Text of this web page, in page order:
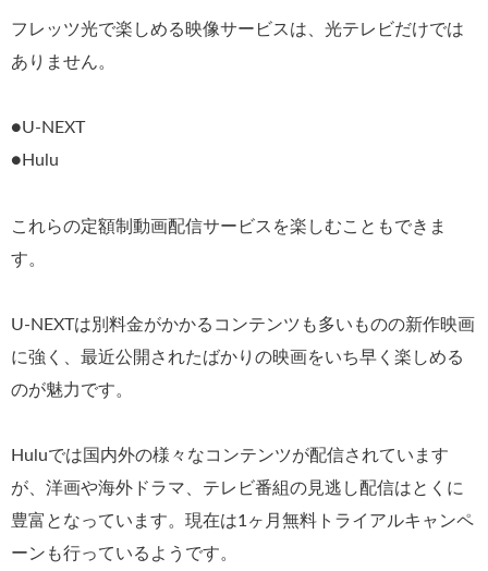
フレッツ光で楽しめる映像サービスは、光テレビだけでは
ありません。
●U-NEXT
●Hulu
これらの定額制動画配信サービスを楽しむこともできま
す。
U-NEXTは別料金がかかるコンテンツも多いものの新作映画
に強く、最近公開されたばかりの映画をいち早く楽しめる
のが魅力です。
Huluでは国内外の様々なコンテンツが配信されています
が、洋画や海外ドラマ、テレビ番組の見逃し配信はとくに
豊富となっています。現在は1ヶ月無料トライアルキャンペ
ーンも行っているようです。